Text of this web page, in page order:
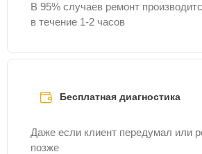
В 95% случаев ремонт
в течение 1-2 часов
Бесплатная диагностика
Даже если клиент передумал или
позже